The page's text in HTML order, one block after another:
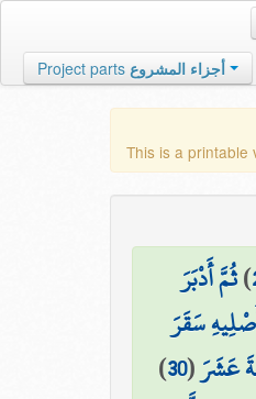
Project parts أجزاء المشروع
This is a printable
)ثُمَّ أَدْبَرَ
سَقَرَ
عَشَرَ(
30
)